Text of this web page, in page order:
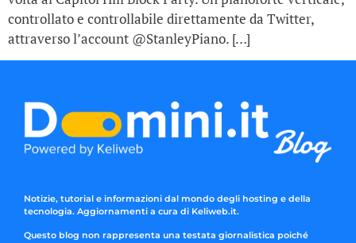
controllato e controllabile direttamente da Twitter,
attraverso l’account @StanleyPiano. […]
Notizie, tutorial e informazioni dal mondo degli hosting e della
tecnologia. Aggiornamenti a cura di Keliweb.it.
Questo blog non rappresenta una testata giornalistica poiché